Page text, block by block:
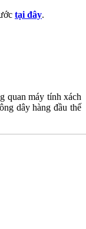
tại đây.
quan máy tính xách
dây hàng đầu thế